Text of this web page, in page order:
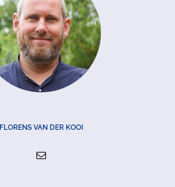
FLORENS VAN DER KOOI